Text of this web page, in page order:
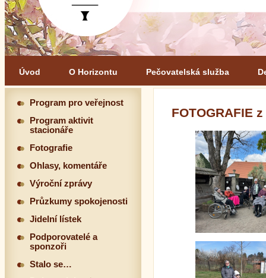
Úvod O Horizontu Pečovatelská služba
FOTOGRAFIE
Program pro veřejnost
Program aktivit
stacionáře
Fotografie
Ohlasy, komentáře
Výroční zprávy
Průzkumy spokojenosti
Jidelní lístek
Podporovatelé a
sponzoři
Stalo se…